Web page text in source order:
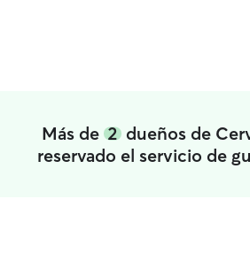
Más de 2dueños de
reservado el servicio de